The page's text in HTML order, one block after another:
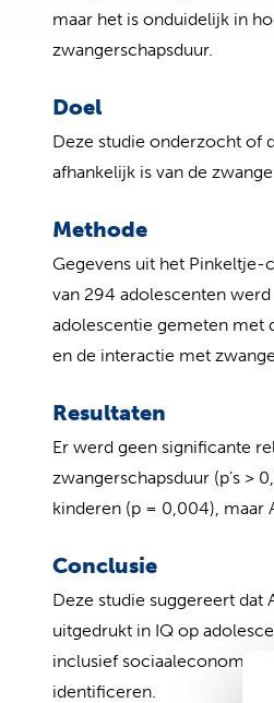
maar het is onduidelijk in
zwangerschapsduur.
Doel
Deze studie onderzocht of
afhankelijk is van de
Methode
Gegevens uit het Pinkeltje-
van 294 adolescenten
adolescentie gemeten met
en de interactie met
Resultaten
Er werd geen significante
zwangerschapsduur (p’s >
kinderen (p = 0,004), maar
Conclusie
Deze studie suggereert
uitgedrukt in IQ op
inclusief
identificeren.